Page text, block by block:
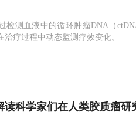
检测血液中的循环肿瘤DNA（
治疗过程中动态监测疗效变化。
科学家们在人类胶质瘤研